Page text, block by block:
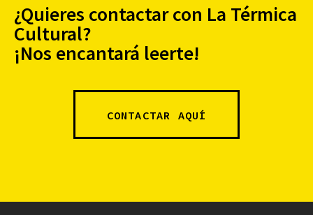
¿Quieres contactar con La Térmica
Cultural?
¡Nos encantará leerte!
CONTACTAR AQUÍ